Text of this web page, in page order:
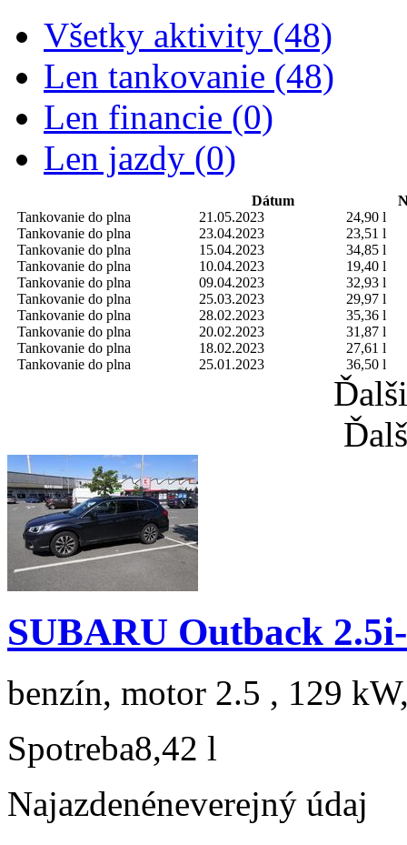
Všetky aktivity (48)
Len tankovanie (48)
Len financie (0)
Len jazdy (0)
Dátum
Tankovanie do plna
21.05.2023
24,90 l
Tankovanie do plna
23.04.2023
23,51 l
Tankovanie do plna
15.04.2023
34,85 l
Tankovanie do plna
10.04.2023
19,40 l
Tankovanie do plna
09.04.2023
32,93 l
Tankovanie do plna
25.03.2023
29,97 l
Tankovanie do plna
28.02.2023
35,36 l
Tankovanie do plna
20.02.2023
31,87 l
Tankovanie do plna
18.02.2023
27,61 l
Tankovanie do plna
25.01.2023 36,50 l
SUBARU Outback
benzín, motor 2.5 , 129
Spotreba8,42 l
Najazdenéneverejný údaj